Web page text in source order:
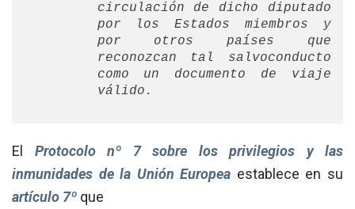
circulación de dicho diputado
por los Estados miembros y
por otros países que
reconozcan tal salvoconducto
como un documento de viaje
válido.
El Protocolo nº 7 sobre los privilegios y las
inmunidades de la Unión Europea establece en su
artículo 7º que